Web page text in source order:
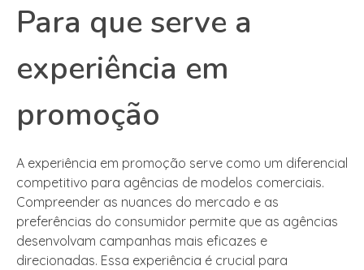
Para que serve a
experiência em
promoção
A experiência em promoção serve como um diferencial
competitivo para agências de modelos comerciais.
Compreender as nuances do mercado e as
preferências do consumidor permite que as agências
desenvolvam campanhas mais eficazes e
direcionadas. Essa experiência é crucial para